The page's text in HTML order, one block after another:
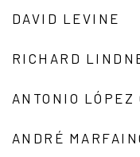
DAVID LEVINE
RICHARD
ANTONIO LÓPEZ
ANDRÉ